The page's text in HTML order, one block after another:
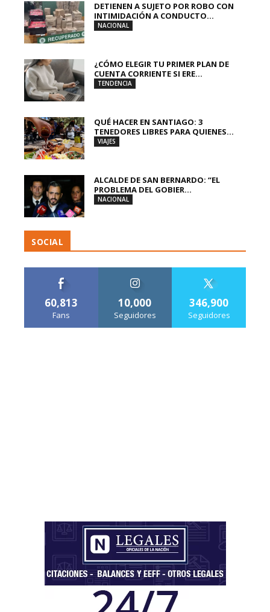
DETIENEN A SUJETO POR ROBO CON
INTIMIDACIÓN A CONDUCTO...
NACIONAL
¿CÓMO ELEGIR TU PRIMER PLAN DE
CUENTA CORRIENTE SI ERE...
TENDENCIA
QUÉ HACER EN SANTIAGO: 3
TENEDORES LIBRES PARA QUIENES...
VIAJES
ALCALDE DE SAN BERNARDO: “EL
PROBLEMA DEL GOBIER...
NACIONAL
SOCIAL
60,813
Fans
10,000
Seguidores
346,900
Seguidores